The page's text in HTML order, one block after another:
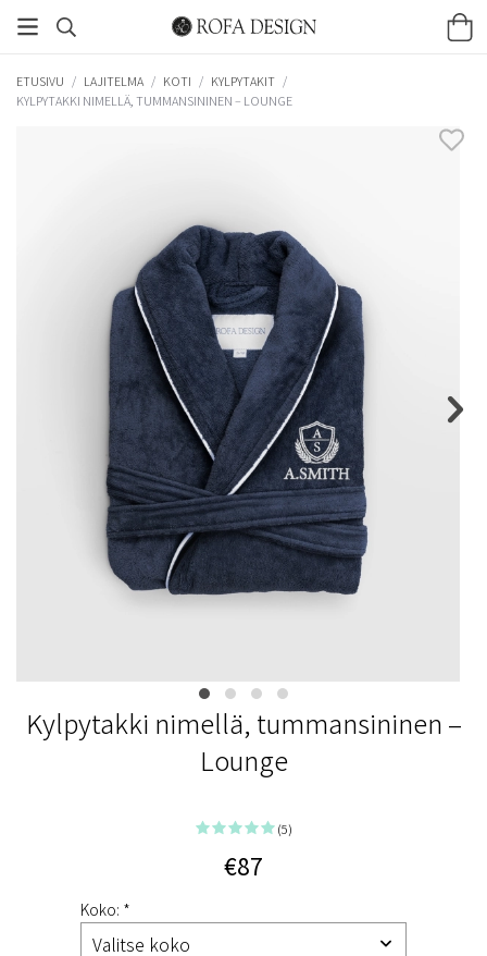
ETUSIVU / LAJITELMA / KOTI / KYLPYTAKIT /
KYLPYTAKKI NIMELLÄ, TUMMANSININEN – LOUNGE
Kylpytakki nimellä, tummansininen –
Lounge
(5)
€87
Koko: *